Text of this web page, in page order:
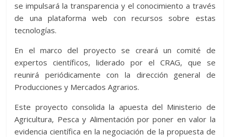
se impulsará la transparencia y el conocimiento a través
de una plataforma web con recursos sobre estas
tecnologías.
En el marco del proyecto se creará un comité de
expertos científicos, liderado por el CRAG, que se
reunirá periódicamente con la dirección general de
Producciones y Mercados Agrarios.
Este proyecto consolida la apuesta del Ministerio de
Agricultura, Pesca y Alimentación por poner en valor la
evidencia científica en la negociación de la propuesta de